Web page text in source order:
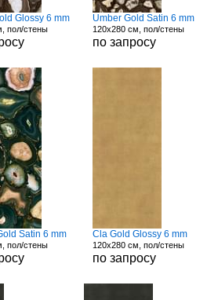
Glossy 6 mm
пол/стены
Umber Gold Satin 6 mm
120x280 см, пол/стены
по запросу
Satin 6 mm
пол/стены
Cla Gold Glossy 6 mm
120x280 см, пол/стены
по запросу